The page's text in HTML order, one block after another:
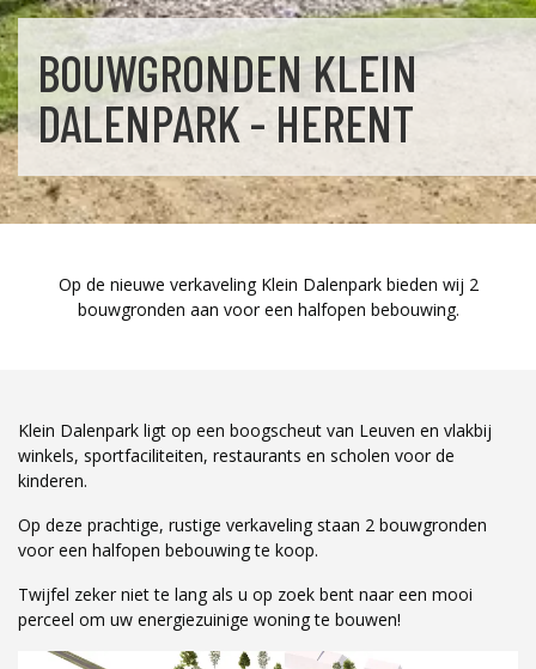
BOUWGRONDEN KLEIN
DALENPARK - HERENT
Op de nieuwe verkaveling Klein Dalenpark bieden wij 2
bouwgronden aan voor een halfopen bebouwing.
Klein Dalenpark ligt op een boogscheut van Leuven en vlakbij
winkels, sportfaciliteiten, restaurants en scholen voor de
kinderen.
Op deze prachtige, rustige verkaveling staan 2 bouwgronden
voor een halfopen bebouwing te koop.
Twijfel zeker niet te lang als u op zoek bent naar een mooi
perceel om uw energiezuinige woning te bouwen!